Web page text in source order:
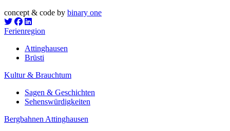
concept & code by binary one
Ferienregion
Attinghausen
Brüsti
Kultur & Brauchtum
Sagen & Geschichten
Sehenswürdigkeiten
Bergbahnen Attinghausen